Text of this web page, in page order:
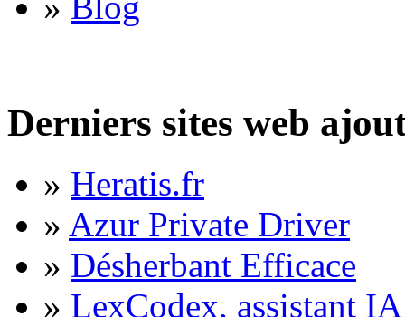
Derniers sites web
» Heratis.fr
» Azur Private Driver
» Désherbant Efficace
» LexCodex, assistant